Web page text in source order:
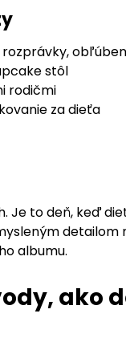
stôl
rodičmi
za dieťa
Je to deň, keď
detailom
albumu.
ako